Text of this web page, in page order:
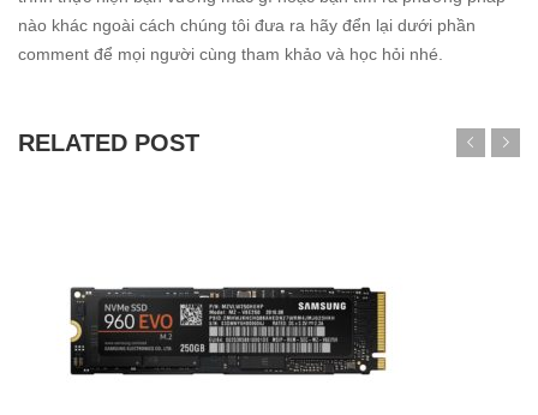
nào khác ngoài cách chúng tôi đưa ra hãy đển lại dưới phần
comment để mọi người cùng tham khảo và học hỏi nhé.
RELATED POST